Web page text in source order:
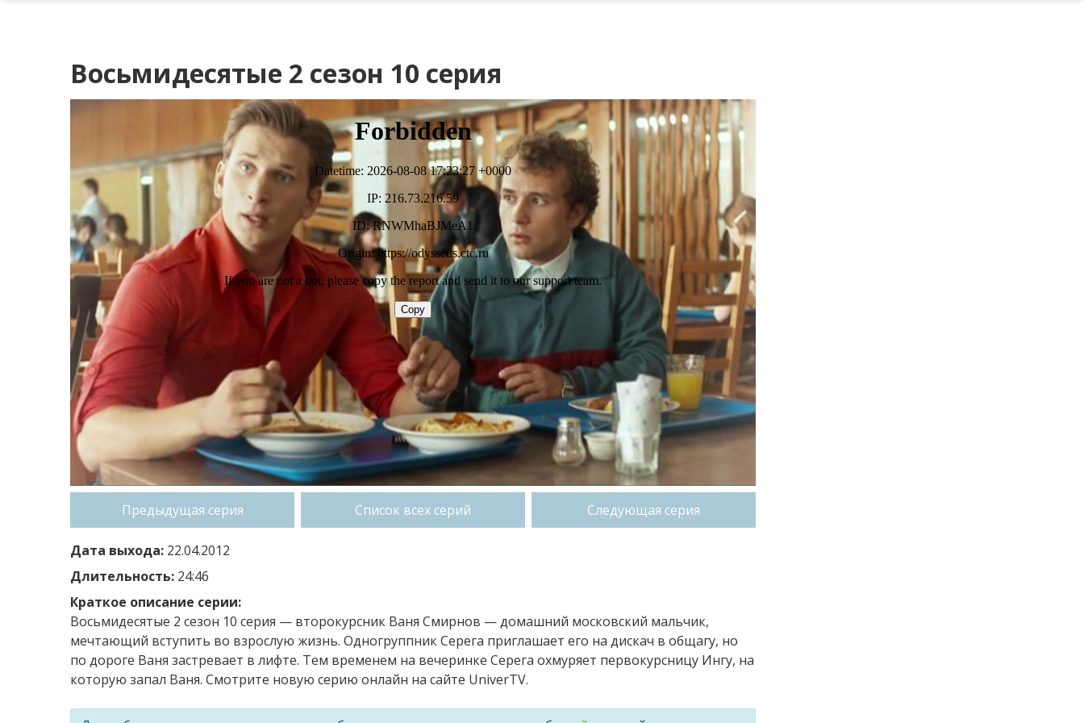
Восьмидесятые 2 сезон 10 серия
Предыдущая серия Список всех серий Следующая серия
Дата выхода: 22.04.2012
Длительность: 24:46
Краткое описание серии:
Восьмидесятые 2 сезон 10 серия — второкурсник Ваня Смирнов — домашний московский мальчик,
мечтающий вступить во взрослую жизнь. Одногруппник Серега приглашает его на дискач в общагу, но
по дороге Ваня застревает в лифте. Тем временем на вечеринке Серега охмуряет первокурсницу Ингу, на
которую запал Ваня. Смотрите новую серию онлайн на сайте UniverTV.